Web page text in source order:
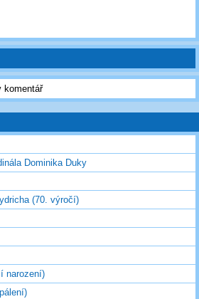
komentář
Dominika Duky
(70. výročí)
narození)